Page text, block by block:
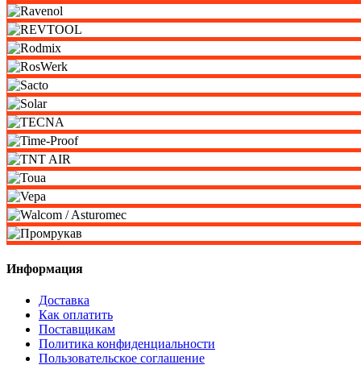
Информация
Доставка
Как оплатить
Поставщикам
Политика конфиденциальности
Пользовательское соглашение